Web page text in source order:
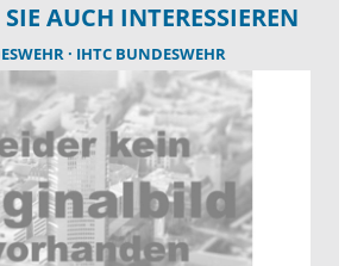
AUCH INTERESSIEREN
IHTC BUNDESWEHR